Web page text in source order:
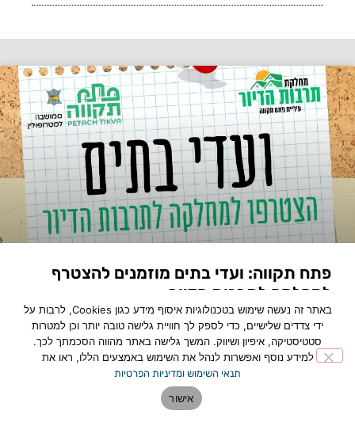
פתח תקווה: ועדי בתים מוזמנים להצטרף
למחלקה לתרבות הדיור
לכתבה המלאה »
באתר זה נעשה שימוש בטכנולוגיות איסוף מידע כגון Cookies, לרבות על
ידי צדדים שלישיים, כדי לספק לך חוויית גלישה טובה יותר וכן למטרות
סטטיסטיקה, איפיון ושיווק. המשך גלישה באתר מהווה הסכמתך לכך.
למידע נוסף ואפשרות לנהל את השימוש באמצעים הללו, ראו את
תנאי השימוש ומדיניות הפרטיות
אישור